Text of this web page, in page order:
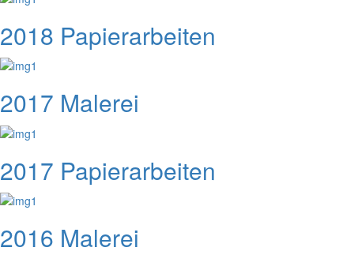
2018 Papierarbeiten
2017 Malerei
2017 Papierarbeiten
2016 Malerei